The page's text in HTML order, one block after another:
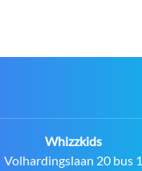
Contact:
Whizzkids
Adres:
Volhardingslaan 20 bus 1